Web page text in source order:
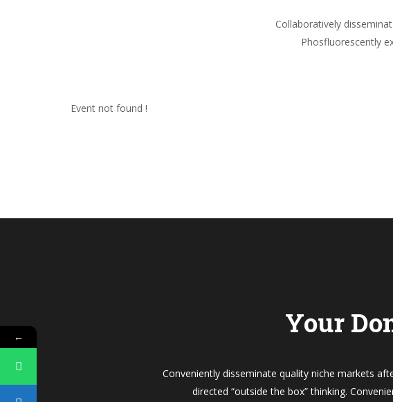
Collaboratively
Phosfluorescently
Event not found !
Your
Conveniently disseminate quality niche markets
directed “outside the box” thinking.
←